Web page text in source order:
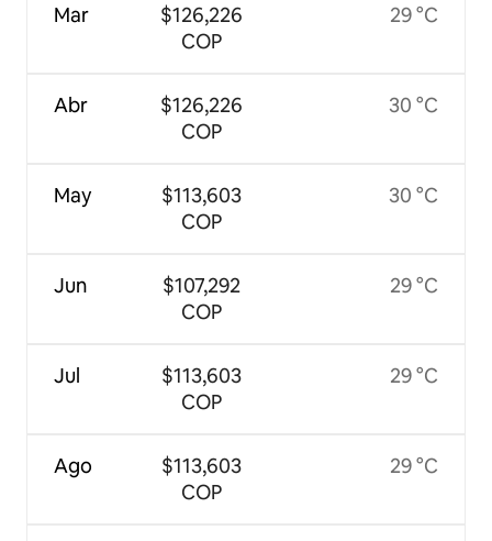
Mar
Abr
May
Jun
Jul
Ago
$126,226
COP
$126,226
COP
$113,603
COP
$107,292
COP
$113,603
COP
$113,603
COP
29 °C
30 °C
30 °C
29 °C
29 °C
29 °C